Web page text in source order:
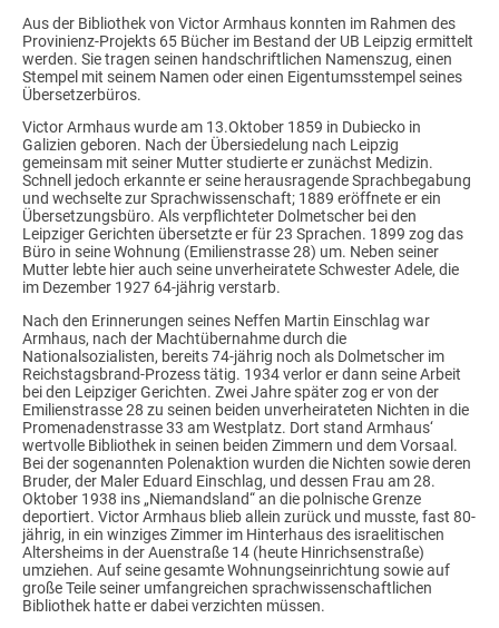
Aus der Bibliothek von Victor Armhaus konnten im Rahmen des
Provinienz-Projekts 65 Bücher im Bestand der UB Leipzig ermittelt
werden. Sie tragen seinen handschriftlichen Namenszug, einen
Stempel mit seinem Namen oder einen Eigentumsstempel seines
Übersetzerbüros.
Victor Armhaus wurde am 13.Oktober 1859 in Dubiecko in
Galizien geboren. Nach der Übersiedelung nach Leipzig
gemeinsam mit seiner Mutter studierte er zunächst Medizin.
Schnell jedoch erkannte er seine herausragende Sprachbegabung
und wechselte zur Sprachwissenschaft; 1889 eröffnete er ein
Übersetzungsbüro. Als verpflichteter Dolmetscher bei den
Leipziger Gerichten übersetzte er für 23 Sprachen. 1899 zog das
Büro in seine Wohnung (Emilienstrasse 28) um. Neben seiner
Mutter lebte hier auch seine unverheiratete Schwester Adele, die
im Dezember 1927 64-jährig verstarb.
Nach den Erinnerungen seines Neffen Martin Einschlag war
Armhaus, nach der Machtübernahme durch die
Nationalsozialisten, bereits 74-jährig noch als Dolmetscher im
Reichstagsbrand-Prozess tätig. 1934 verlor er dann seine Arbeit
bei den Leipziger Gerichten. Zwei Jahre später zog er von der
Emilienstrasse 28 zu seinen beiden unverheirateten Nichten in die
Promenadenstrasse 33 am Westplatz. Dort stand Armhaus‘
wertvolle Bibliothek in seinen beiden Zimmern und dem Vorsaal.
Bei der sogenannten Polenaktion wurden die Nichten sowie deren
Bruder, der Maler Eduard Einschlag, und dessen Frau am 28.
Oktober 1938 ins „Niemandsland“ an die polnische Grenze
deportiert. Victor Armhaus blieb allein zurück und musste, fast 80-
jährig, in ein winziges Zimmer im Hinterhaus des israelitischen
Altersheims in der Auenstraße 14 (heute Hinrichsenstraße)
umziehen. Auf seine gesamte Wohnungseinrichtung sowie auf
große Teile seiner umfangreichen sprachwissenschaftlichen
Bibliothek hatte er dabei verzichten müssen.